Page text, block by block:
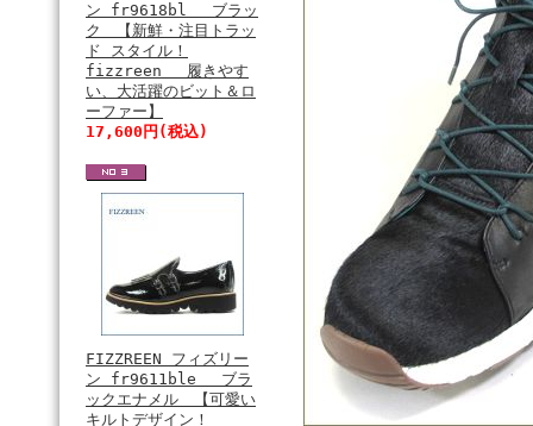
ン fr9618bl ブラッ
ク 【新鮮・注目トラッ
ド スタイル！
fizzreen 履きやす
い、大活躍のビット＆ロ
ーファー】
17,600円(税込)
FIZZREEN フィズリー
ン fr9611ble ブラ
ックエナメル 【可愛い
キルトデザイン！